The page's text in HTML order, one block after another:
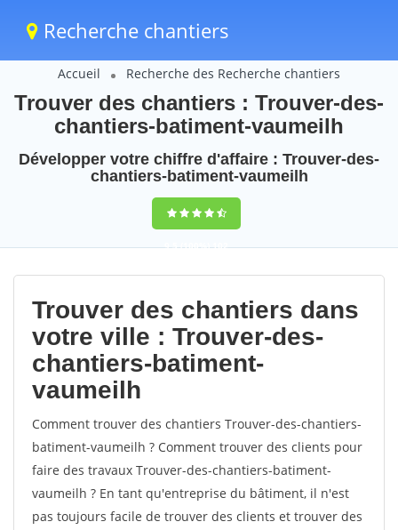
Recherche chantiers
Accueil Recherche des Recherche chantiers
Trouver des chantiers : Trouver-des-
chantiers-batiment-vaumeilh
Développer votre chiffre d'affaire : Trouver-des-
chantiers-batiment-vaumeilh
9,5(100%)102
votes
Trouver des chantiers dans
votre ville : Trouver-des-
chantiers-batiment-
vaumeilh
Comment trouver des chantiers Trouver-des-chantiers-
batiment-vaumeilh ? Comment trouver des clients pour
faire des travaux Trouver-des-chantiers-batiment-
vaumeilh ? En tant qu'entreprise du bâtiment, il n'est
pas toujours facile de trouver des clients et trouver des